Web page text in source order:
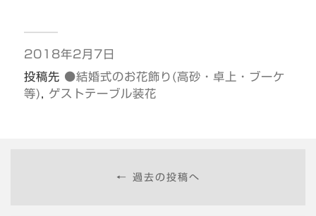
2018年2月7日
投稿先 ●結婚式のお花飾り(高砂・卓上・ブーケ
等), ゲストテーブル装花
← 過去の投稿へ